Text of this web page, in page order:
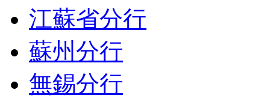
江蘇省分行
蘇州分行
無錫分行